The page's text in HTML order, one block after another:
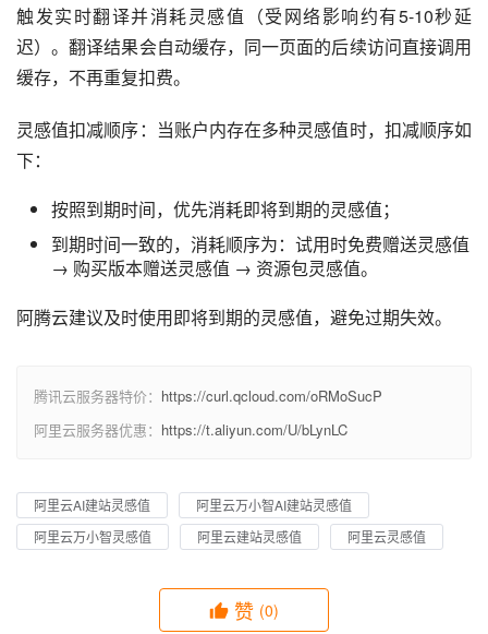
触发实时翻译并消耗灵感值（受网络影响约有5-10秒延
迟）。翻译结果会自动缓存，同一页面的后续访问直接调用
缓存，不再重复扣费。
灵感值扣减顺序：当账户内存在多种灵感值时，扣减顺序如
下：
按照到期时间，优先消耗即将到期的灵感值；
到期时间一致的，消耗顺序为：试用时免费赠送灵感值
→ 购买版本赠送灵感值 → 资源包灵感值。
阿腾云建议及时使用即将到期的灵感值，避免过期失效。
腾讯云服务器特价： https://curl.qcloud.com/oRMoSucP
阿里云服务器优惠： https://t.aliyun.com/U/bLynLC
阿里云AI建站灵感值
阿里云万小智AI建站灵感值
阿里云万小智灵感值
阿里云建站灵感值 阿里云灵感值
赞 (0)